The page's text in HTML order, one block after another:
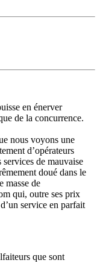
en énerver
de la concurrence.
nous voyons une
d’opérateurs
de mauvaise
doué dans le
masse de
qui, outre ses prix
service en parfait
que sont